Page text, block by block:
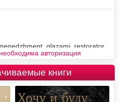
авторизация
книги